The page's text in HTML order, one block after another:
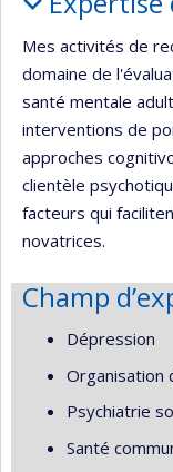
Mes activités de
domaine de
santé mentale
interventions de
approches
clientèle
facteurs qui
novatrices.
Champ
Dépression
Organisation
Psychiatrie
Santé